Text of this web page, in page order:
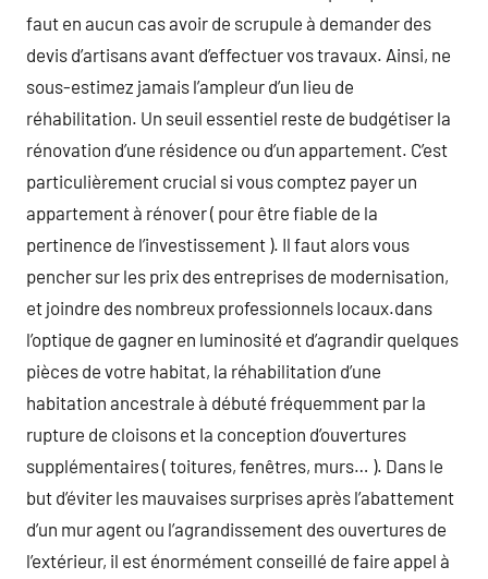
faut en aucun cas avoir de scrupule à demander des
devis d’artisans avant d’effectuer vos travaux. Ainsi, ne
sous-estimez jamais l’ampleur d’un lieu de
réhabilitation. Un seuil essentiel reste de budgétiser la
rénovation d’une résidence ou d’un appartement. C’est
particulièrement crucial si vous comptez payer un
appartement à rénover ( pour être fiable de la
pertinence de l’investissement ). Il faut alors vous
pencher sur les prix des entreprises de modernisation,
et joindre des nombreux professionnels locaux.dans
l’optique de gagner en luminosité et d’agrandir quelques
pièces de votre habitat, la réhabilitation d’une
habitation ancestrale à débuté fréquemment par la
rupture de cloisons et la conception d’ouvertures
supplémentaires ( toitures, fenêtres, murs… ). Dans le
but d’éviter les mauvaises surprises après l’abattement
d’un mur agent ou l’agrandissement des ouvertures de
l’extérieur, il est énormément conseillé de faire appel à